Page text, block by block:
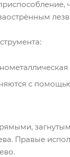
с
Правые